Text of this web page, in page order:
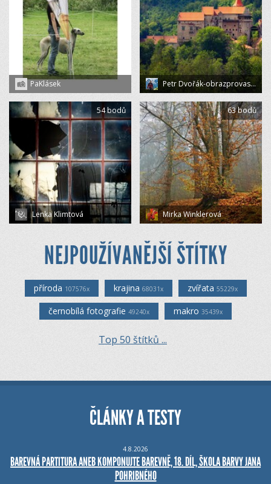
PaKlásek Petr Dvořák-obrazprovas.cz
Lenka Klimtová
54 bodů
Mirka Winklerová
63 bodů
NEJPOUŽÍVANĚJŠÍ ŠTÍTKY
příroda 107576x krajina 68031x zvířata 55229x
černobílá fotografie 49240x makro 35439x
Top 50 štítků ...
ČLÁNKY A TESTY
4.8.2026
BAREVNÁ PARTITURA ANEB KOMPONUJTE BAREVNĚ, 18. DÍL, ŠKOLA BARVY JANA
POHRIBNÉHO